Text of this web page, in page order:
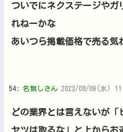
ついでにネクステージやガ
れねーかな
あいつら掲載価格で売る気
54: 名無しさん 2023/08/09(水)
どの業界とは言えないが「
ヤツは取るな」と上からお